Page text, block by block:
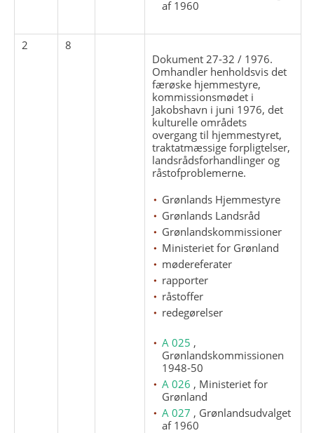
af 1960
2
8
Dokument 27-32 / 1976.
Omhandler henholdsvis det
færøske hjemmestyre,
kommissionsmødet i
Jakobshavn i juni 1976, det
kulturelle områdets
overgang til hjemmestyret,
traktatmæssige forpligtelser,
landsrådsforhandlinger og
råstofproblemerne.
Grønlands Hjemmestyre
Grønlands Landsråd
Grønlandskommissioner
Ministeriet for Grønland
mødereferater
rapporter
råstoffer
redegørelser
A 025 ,
Grønlandskommissionen
1948-50
A 026 , Ministeriet for
Grønland
A 027 , Grønlandsudvalget
af 1960